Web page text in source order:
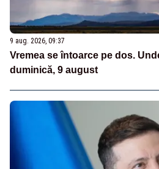
9 aug. 2026, 09:37
Vremea se întoarce pe dos.
duminică, 9 august